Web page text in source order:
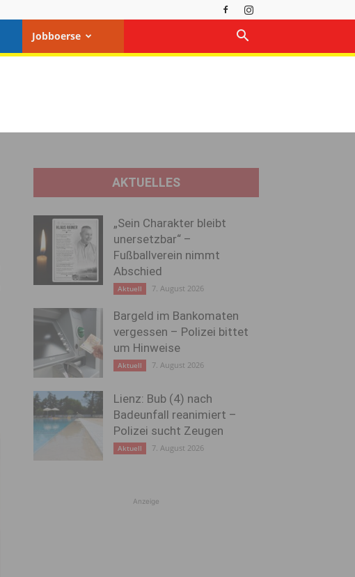
Jobboerse
AKTUELLES
„Sein Charakter bleibt
unersetzbar“ –
Fußballverein nimmt
Abschied
Aktuell 7. August 2026
Bargeld im Bankomaten
vergessen – Polizei bittet
um Hinweise
Aktuell 7. August 2026
Lienz: Bub (4) nach
Badeunfall reanimiert –
Polizei sucht Zeugen
Aktuell 7. August 2026
Anzeige